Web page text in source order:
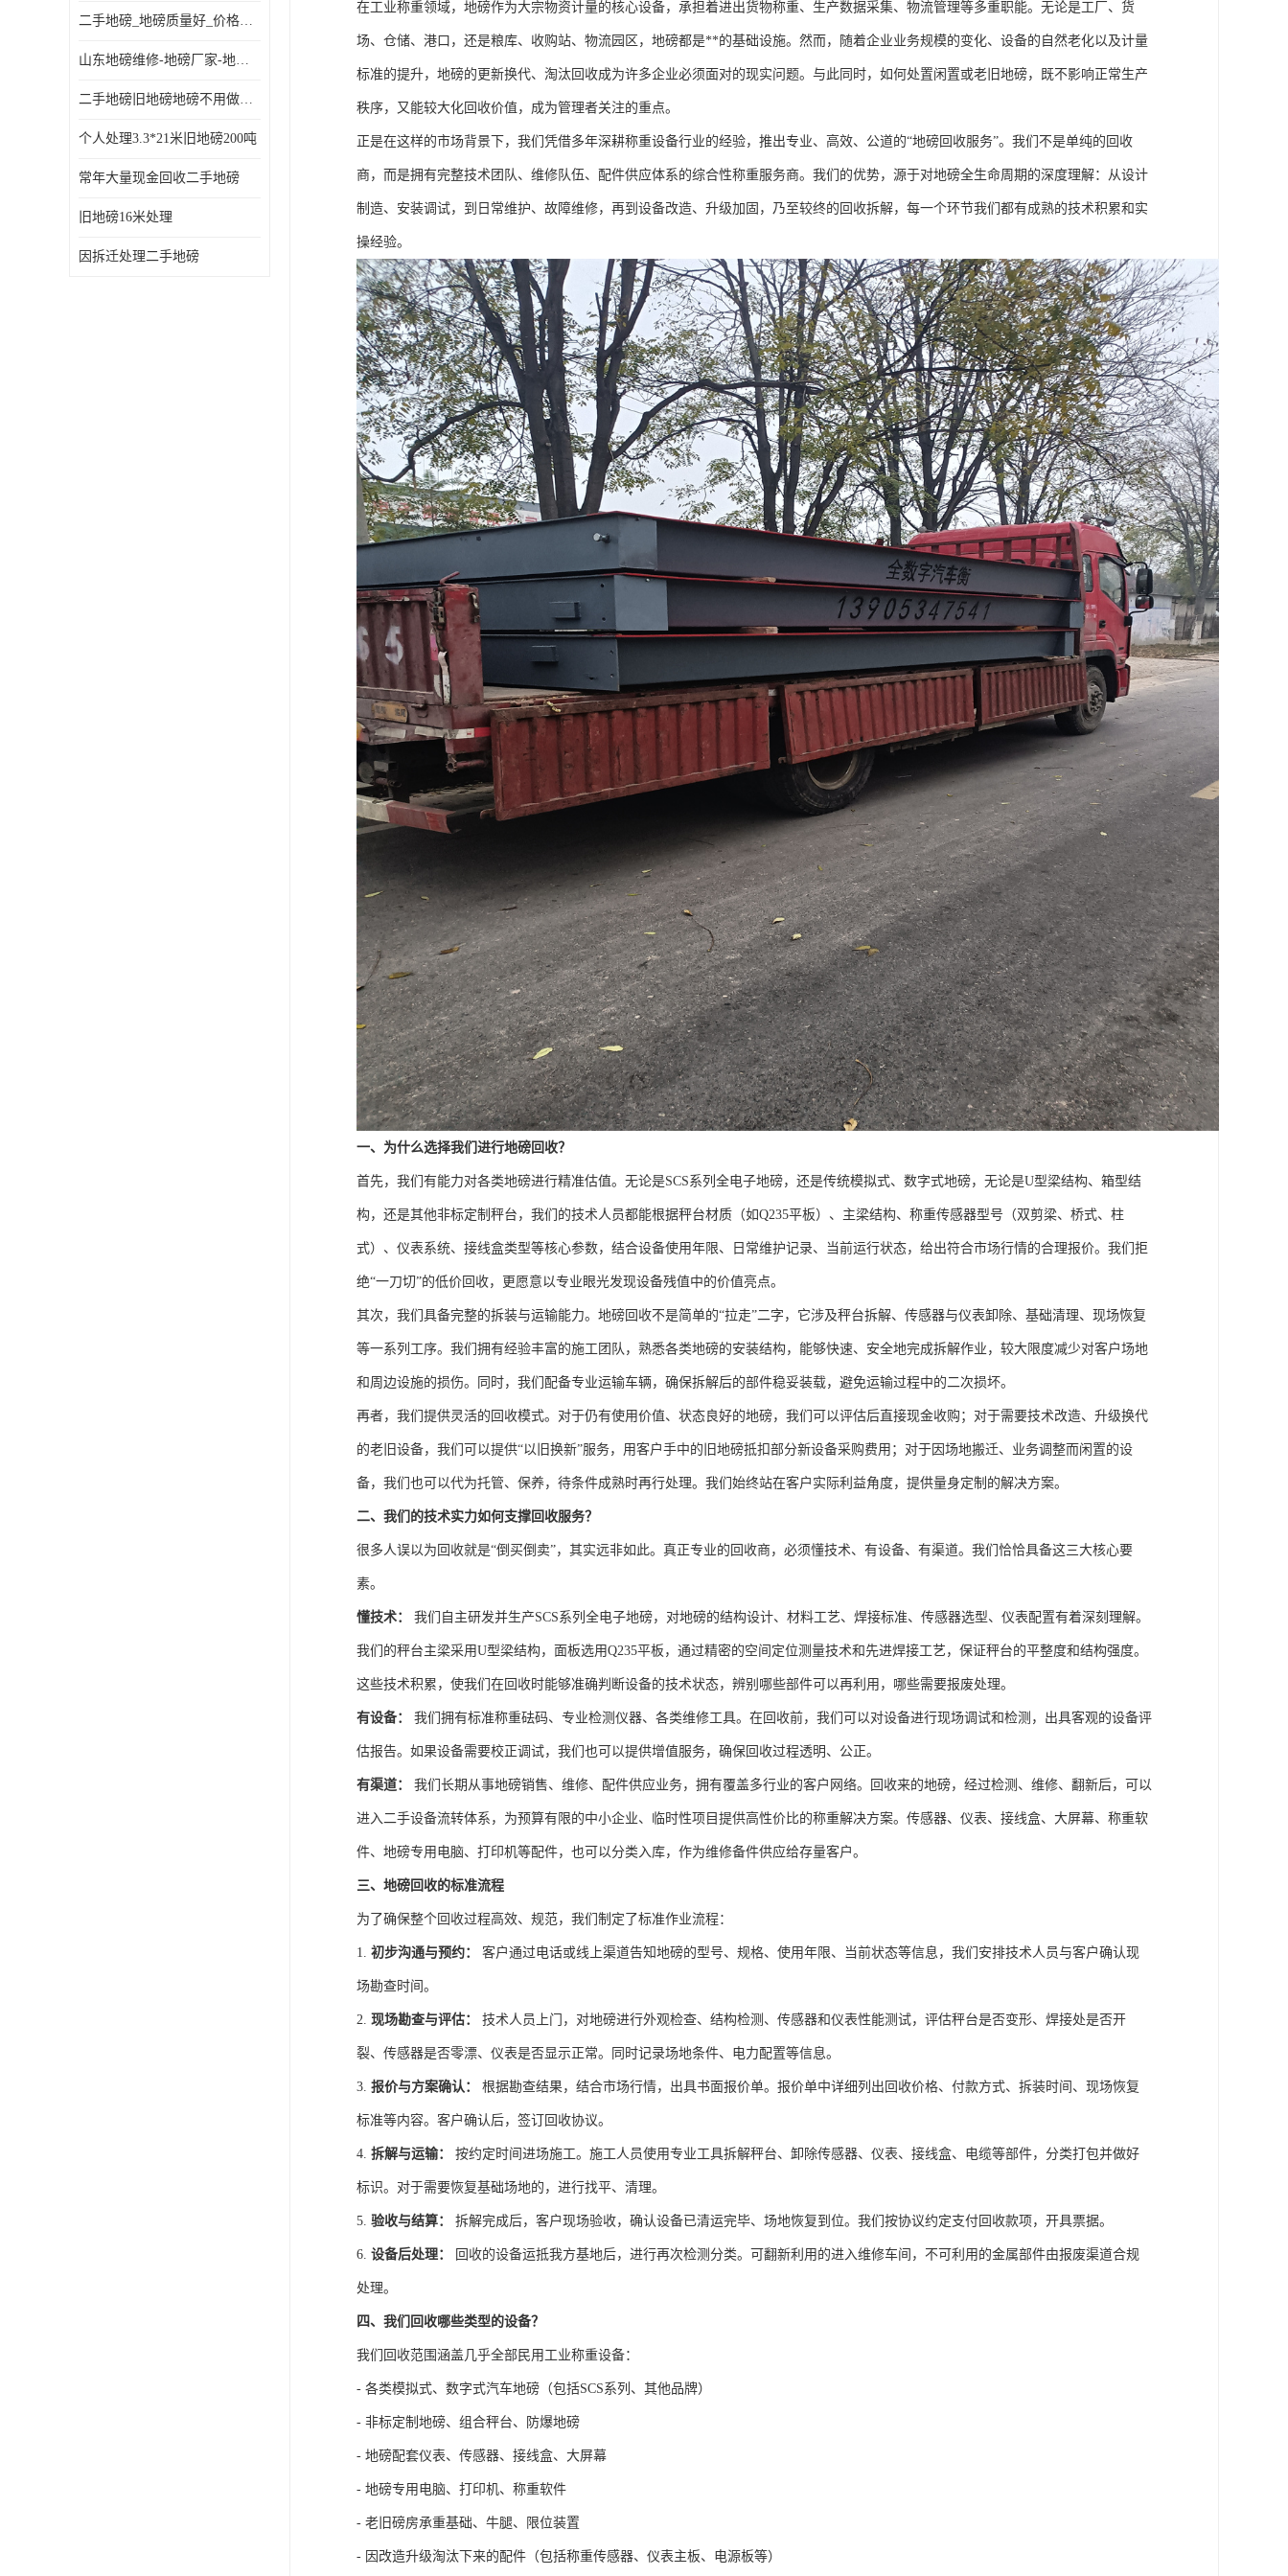
二手地磅_地磅质量好_价格便宜这里找【地磅行家】
山东地磅维修-地磅厂家-地磅价格-二手地磅
二手地磅旧地磅地磅不用做地基
个人处理3.3*21米旧地磅200吨
常年大量现金回收二手地磅
旧地磅16米处理
因拆迁处理二手地磅
在工业称重领域，地磅作为大宗物资计量的核心设备，承担着进出货物称重、生产数据采集、物流管理等多重职能。无论是工厂、货
场、仓储、港口，还是粮库、收购站、物流园区，地磅都是**的基础设施。然而，随着企业业务规模的变化、设备的自然老化以及计量
标准的提升，地磅的更新换代、淘汰回收成为许多企业必须面对的现实问题。与此同时，如何处置闲置或老旧地磅，既不影响正常生产
秩序，又能较大化回收价值，成为管理者关注的重点。
正是在这样的市场背景下，我们凭借多年深耕称重设备行业的经验，推出专业、高效、公道的“地磅回收服务”。我们不是单纯的回收
商，而是拥有完整技术团队、维修队伍、配件供应体系的综合性称重服务商。我们的优势，源于对地磅全生命周期的深度理解：从设计
制造、安装调试，到日常维护、故障维修，再到设备改造、升级加固，乃至较终的回收拆解，每一个环节我们都有成熟的技术积累和实
操经验。
一、为什么选择我们进行地磅回收？
首先，我们有能力对各类地磅进行精准估值。无论是SCS系列全电子地磅，还是传统模拟式、数字式地磅，无论是U型梁结构、箱型结
构，还是其他非标定制秤台，我们的技术人员都能根据秤台材质（如Q235平板）、主梁结构、称重传感器型号（双剪梁、桥式、柱
式）、仪表系统、接线盒类型等核心参数，结合设备使用年限、日常维护记录、当前运行状态，给出符合市场行情的合理报价。我们拒
绝“一刀切”的低价回收，更愿意以专业眼光发现设备残值中的价值亮点。
其次，我们具备完整的拆装与运输能力。地磅回收不是简单的“拉走”二字，它涉及秤台拆解、传感器与仪表卸除、基础清理、现场恢复
等一系列工序。我们拥有经验丰富的施工团队，熟悉各类地磅的安装结构，能够快速、安全地完成拆解作业，较大限度减少对客户场地
和周边设施的损伤。同时，我们配备专业运输车辆，确保拆解后的部件稳妥装载，避免运输过程中的二次损坏。
再者，我们提供灵活的回收模式。对于仍有使用价值、状态良好的地磅，我们可以评估后直接现金收购；对于需要技术改造、升级换代
的老旧设备，我们可以提供“以旧换新”服务，用客户手中的旧地磅抵扣部分新设备采购费用；对于因场地搬迁、业务调整而闲置的设
备，我们也可以代为托管、保养，待条件成熟时再行处理。我们始终站在客户实际利益角度，提供量身定制的解决方案。
二、我们的技术实力如何支撑回收服务？
很多人误以为回收就是“倒买倒卖”，其实远非如此。真正专业的回收商，必须懂技术、有设备、有渠道。我们恰恰具备这三大核心要
素。
懂技术： 我们自主研发并生产SCS系列全电子地磅，对地磅的结构设计、材料工艺、焊接标准、传感器选型、仪表配置有着深刻理解。
我们的秤台主梁采用U型梁结构，面板选用Q235平板，通过精密的空间定位测量技术和先进焊接工艺，保证秤台的平整度和结构强度。
这些技术积累，使我们在回收时能够准确判断设备的技术状态，辨别哪些部件可以再利用，哪些需要报废处理。
有设备： 我们拥有标准称重砝码、专业检测仪器、各类维修工具。在回收前，我们可以对设备进行现场调试和检测，出具客观的设备评
估报告。如果设备需要校正调试，我们也可以提供增值服务，确保回收过程透明、公正。
有渠道： 我们长期从事地磅销售、维修、配件供应业务，拥有覆盖多行业的客户网络。回收来的地磅，经过检测、维修、翻新后，可以
进入二手设备流转体系，为预算有限的中小企业、临时性项目提供高性价比的称重解决方案。传感器、仪表、接线盒、大屏幕、称重软
件、地磅专用电脑、打印机等配件，也可以分类入库，作为维修备件供应给存量客户。
三、地磅回收的标准流程
为了确保整个回收过程高效、规范，我们制定了标准作业流程：
1. 初步沟通与预约： 客户通过电话或线上渠道告知地磅的型号、规格、使用年限、当前状态等信息，我们安排技术人员与客户确认现
场勘查时间。
2. 现场勘查与评估： 技术人员上门，对地磅进行外观检查、结构检测、传感器和仪表性能测试，评估秤台是否变形、焊接处是否开
裂、传感器是否零漂、仪表是否显示正常。同时记录场地条件、电力配置等信息。
3. 报价与方案确认： 根据勘查结果，结合市场行情，出具书面报价单。报价单中详细列出回收价格、付款方式、拆装时间、现场恢复
标准等内容。客户确认后，签订回收协议。
4. 拆解与运输： 按约定时间进场施工。施工人员使用专业工具拆解秤台、卸除传感器、仪表、接线盒、电缆等部件，分类打包并做好
标识。对于需要恢复基础场地的，进行找平、清理。
5. 验收与结算： 拆解完成后，客户现场验收，确认设备已清运完毕、场地恢复到位。我们按协议约定支付回收款项，开具票据。
6. 设备后处理： 回收的设备运抵我方基地后，进行再次检测分类。可翻新利用的进入维修车间，不可利用的金属部件由报废渠道合规
处理。
四、我们回收哪些类型的设备？
我们回收范围涵盖几乎全部民用工业称重设备：
- 各类模拟式、数字式汽车地磅（包括SCS系列、其他品牌）
- 非标定制地磅、组合秤台、防爆地磅
- 地磅配套仪表、传感器、接线盒、大屏幕
- 地磅专用电脑、打印机、称重软件
- 老旧磅房承重基础、牛腿、限位装置
- 因改造升级淘汰下来的配件（包括称重传感器、仪表主板、电源板等）